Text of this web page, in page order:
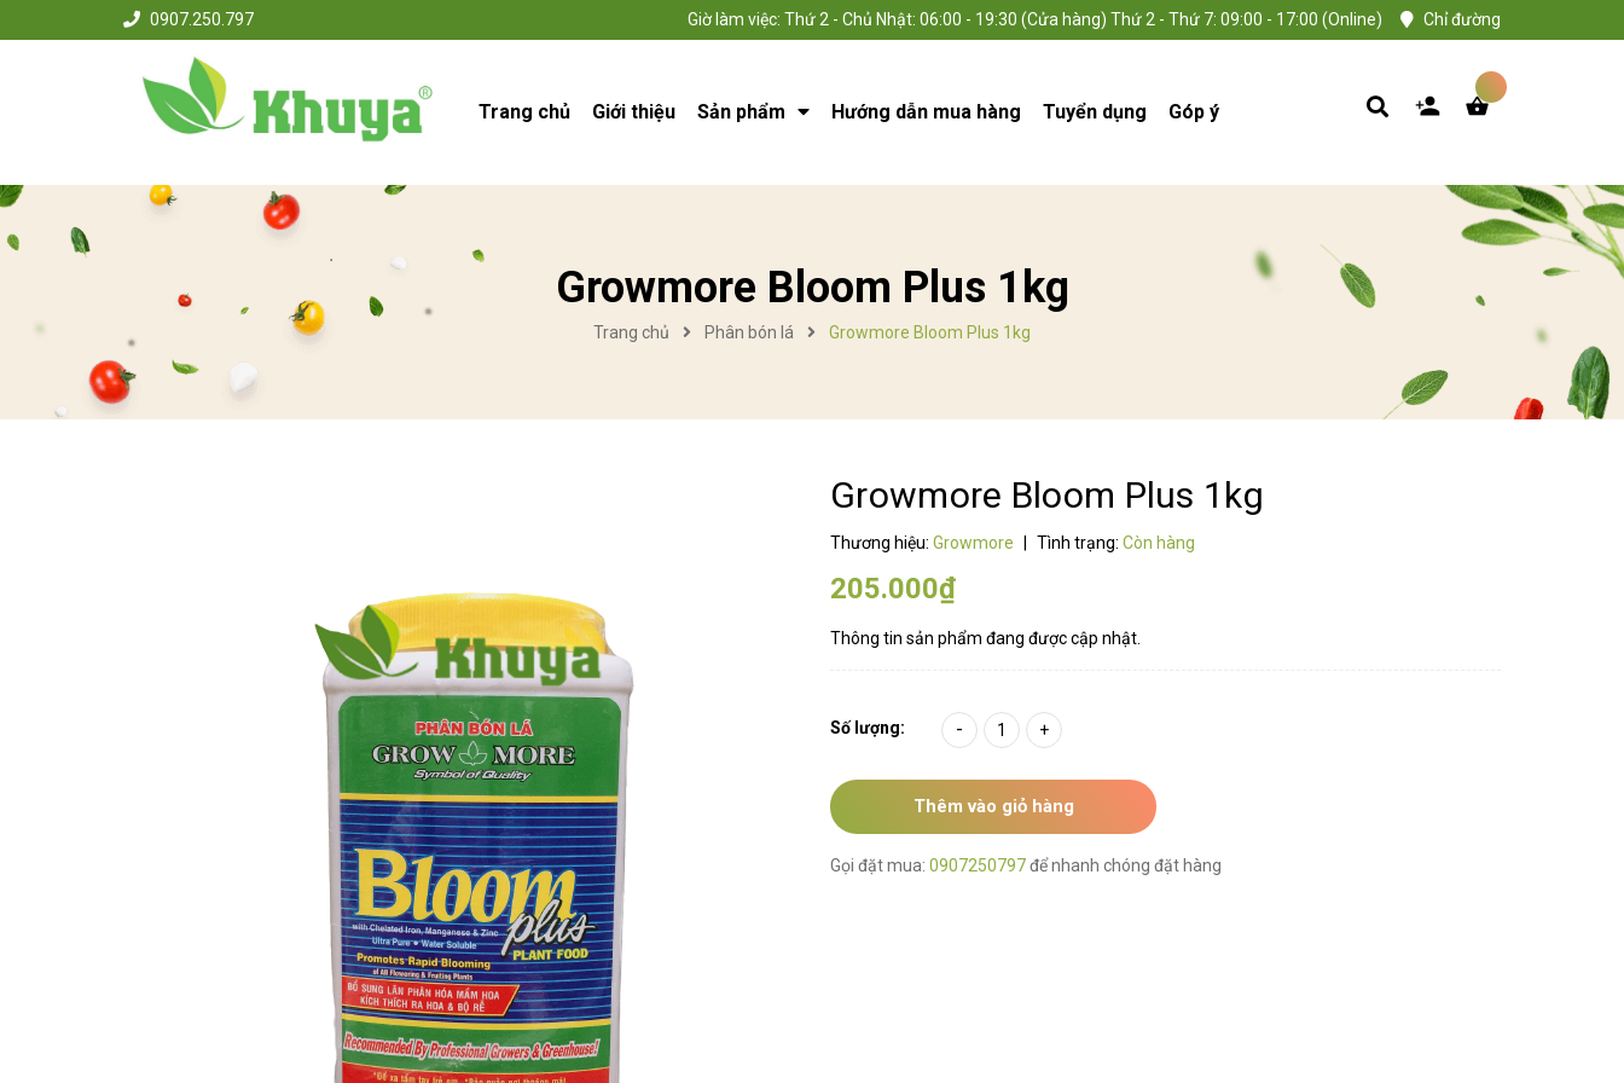
0907.250.797 Giờ làm việc: Thứ 2 - Chủ Nhật: 06:00 - 19:30 (Cửa hàng) Thứ 2 - Thứ 7: 09:00 - 17:00 (Online) Chỉ đường
Trang chủ Giới thiệu Sản phẩm Hướng dẫn mua hàng Tuyển dụng Góp ý
Growmore Bloom Plus 1kg
Trang chủ Phân bón lá Growmore Bloom Plus 1kg
Growmore Bloom Plus 1kg
Thương hiệu: Growmore Tình trạng: Còn hàng
205.000₫
Thông tin sản phẩm đang được cập nhật.
Số lượng: - +
Thêm vào giỏ hàng
Gọi đặt mua: 0907250797để nhanh chóng đặt hàng